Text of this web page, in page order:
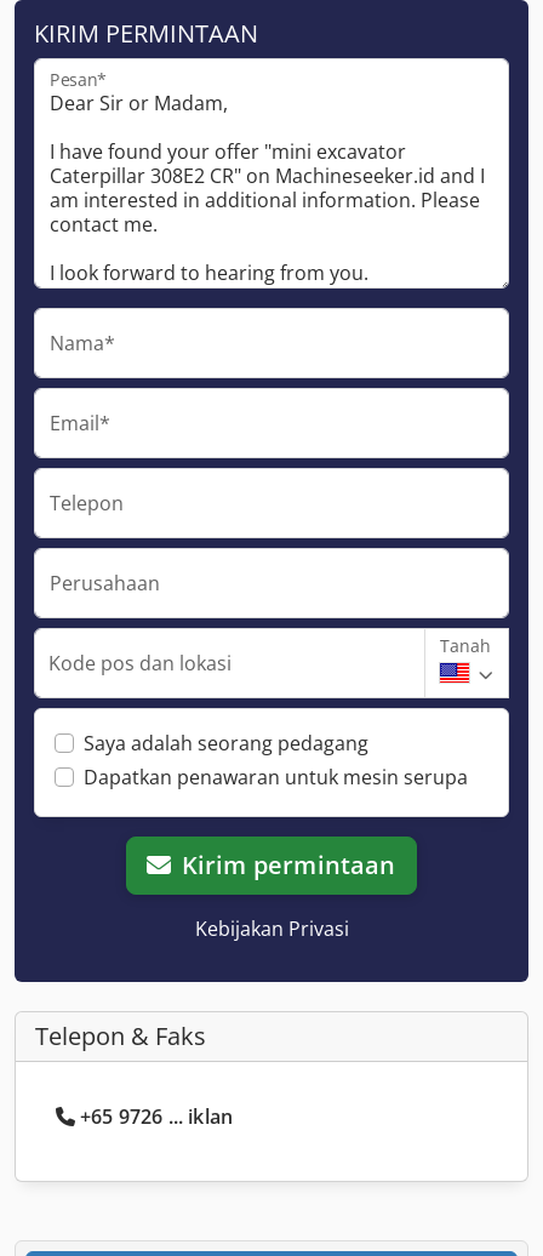
KIRIM PERMINTAAN
Pesan*
Nama*
Email*
Telepon
Perusahaan
Kode pos dan lokasi
Tanah
Saya adalah seorang pedagang
Dapatkan penawaran untuk mesin serupa
Kirim permintaan
Kebijakan Privasi
Telepon & Faks
+65 9726 ... iklan